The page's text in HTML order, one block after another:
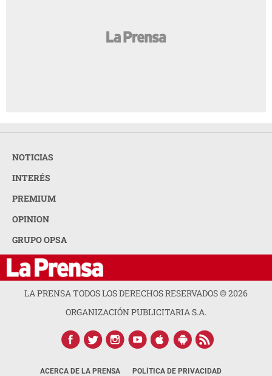
NOTICIAS
INTERÉS
PREMIUM
OPINION
GRUPO OPSA
LA PRENSA TODOS LOS DERECHOS RESERVADOS ©2026
ORGANIZACIÓN PUBLICITARIA S.A.
ACERCA DE LA PRENSA POLÍTICA DE PRIVACIDAD